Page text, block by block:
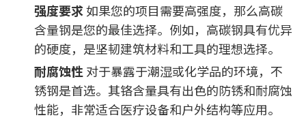
强度要求如果您的项目需要高强度，那么高碳
含量钢是您的最佳选择。例如，高碳钢具有优异
的硬度，是坚韧建筑材料和工具的理想选择。
耐腐蚀性对于暴露于潮湿或化学品的环境，不
锈钢是首选。其铬含量具有出色的防锈和耐腐蚀
性能，非常适合医疗设备和户外结构等应用。